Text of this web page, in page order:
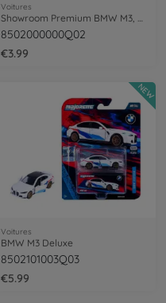
Voitures
8502000000Q02
€3.99
Voitures
BMW M3 Deluxe
8502101003Q03
€5.99
NEW